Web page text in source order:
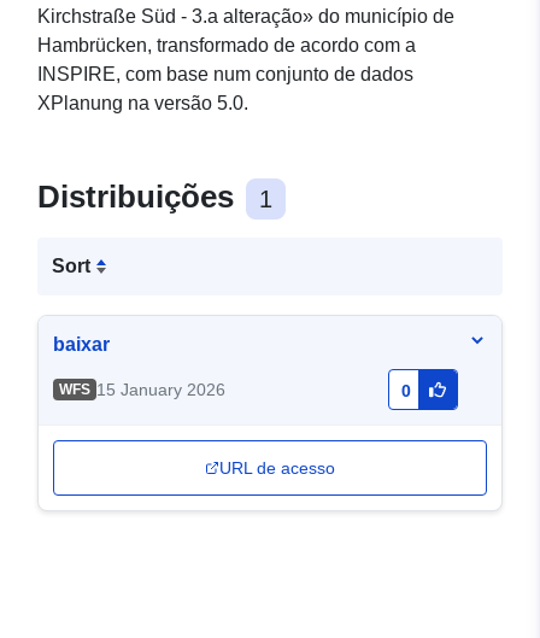
Kirchstraße Süd - 3.a alteração» do município de
Hambrücken, transformado de acordo com a
INSPIRE, com base num conjunto de dados
XPlanung na versão 5.0.
Distribuições 1
Sort
baixar
WFS 15 January 2026 0
URL de acesso